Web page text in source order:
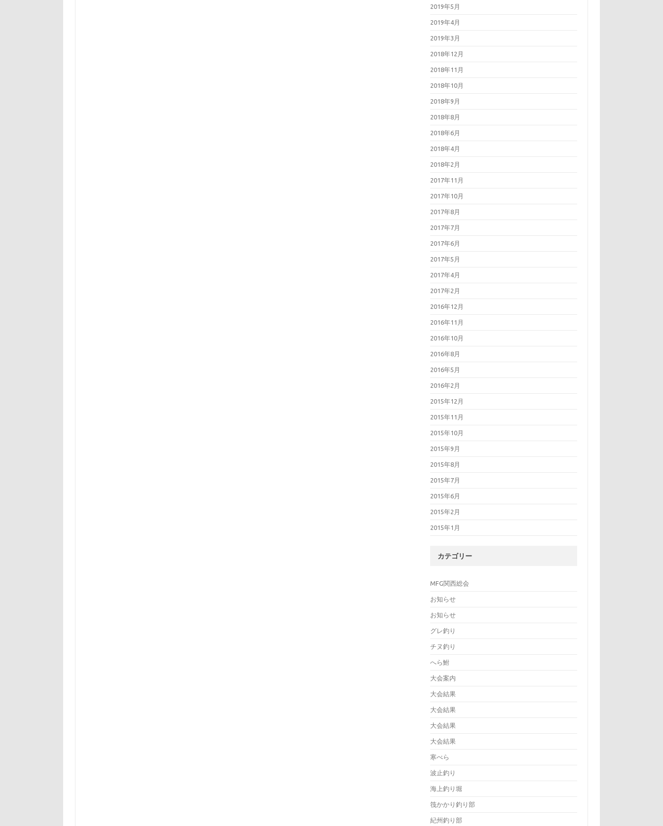
2019年5月
2019年4月
2019年3月
2018年12月
2018年11月
2018年10月
2018年9月
2018年8月
2018年6月
2018年4月
2018年2月
2017年11月
2017年10月
2017年8月
2017年7月
2017年6月
2017年5月
2017年4月
2017年2月
2016年12月
2016年11月
2016年10月
2016年8月
2016年5月
2016年2月
2015年12月
2015年11月
2015年10月
2015年9月
2015年8月
2015年7月
2015年6月
2015年2月
2015年1月
カテゴリー
MFG関西総会
お知らせ
お知らせ
グレ釣り
チヌ釣り
へら鮒
大会案内
大会結果
大会結果
大会結果
大会結果
寒べら
波止釣り
海上釣り堀
筏かかり釣り部
紀州釣り部